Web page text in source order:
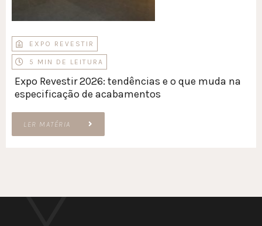
EXPO REVESTIR
5 MIN DE LEITURA
Expo Revestir 2026: tendências e o que muda na
especificação de acabamentos
LER MATÉRIA